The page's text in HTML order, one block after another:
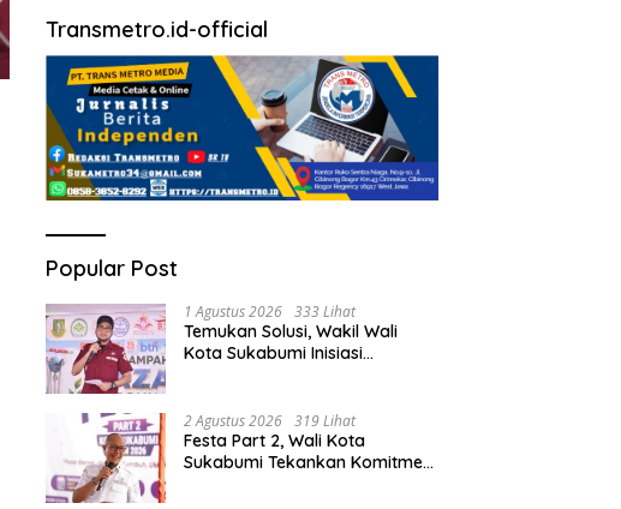
Transmetro.id-official
Popular Post
1 Agustus 2026 333 Lihat
Temukan Solusi, Wakil Wali
Kota Sukabumi Inisiasi
2 Agustus 2026 319 Lihat
Festa Part 2, Wali Kota
Sukabumi Tekankan Komitmen